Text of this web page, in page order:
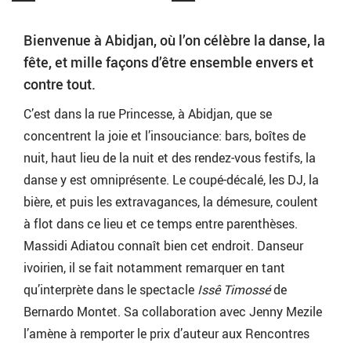
Bienvenue à Abidjan, où l’on célèbre la danse, la
fête, et mille façons d’être ensemble envers et
contre tout.
C’est dans la rue Princesse, à Abidjan, que se
concentrent la joie et l’insouciance: bars, boîtes de
nuit, haut lieu de la nuit et des rendez-vous festifs, la
danse y est omniprésente. Le coupé-décalé, les DJ, la
bière, et puis les extravagances, la démesure, coulent
à flot dans ce lieu et ce temps entre parenthèses.
Massidi Adiatou connaît bien cet endroit. Danseur
ivoirien, il se fait notamment remarquer en tant
qu’interprète dans le spectacle Issê Timosséde
Bernardo Montet. Sa collaboration avec Jenny Mezile
l’amène à remporter le prix d’auteur aux Rencontres